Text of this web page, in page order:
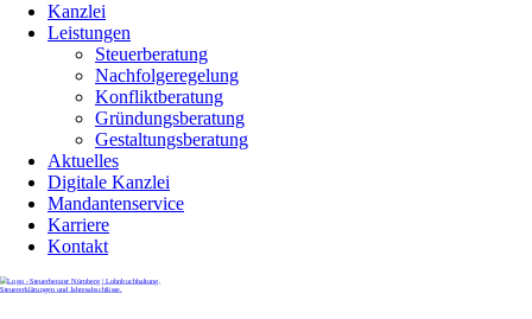
Kanzlei
Leistungen
Steuerberatung
Nachfolgeregelung
Konfliktberatung
Gründungsberatung
Gestaltungsberatung
Aktuelles
Digitale Kanzlei
Mandantenservice
Karriere
Kontakt